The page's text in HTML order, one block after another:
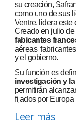
su creación,
como uno de sus
Ventre, lidera este
Creado en julio
fabicantes
aéreas,
y el gobierno.
Su función es
investigación y
permitirán
fijados por Europa
Leer más